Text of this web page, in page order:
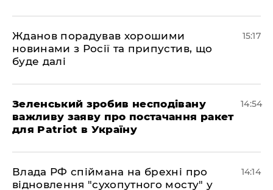
Жданов порадував хорошими
новинами з Росії та припустив, що
буде далі
15:17
Зеленський зробив несподівану
важливу заяву про постачання ракет
для Patriot в Україну
14:54
Влада РФ спіймана на брехні про
відновлення "сухопутного мосту" у
14:14